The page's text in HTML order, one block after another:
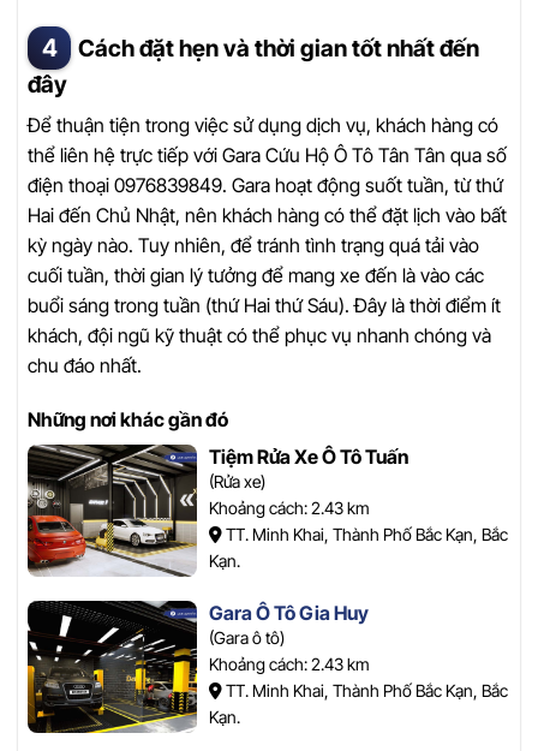
Cách đặt hẹn và thời gian tốt nhất đến
đây
Để thuận tiện trong việc sử dụng dịch vụ, khách hàng có
thể liên hệ trực tiếp với Gara Cứu Hộ Ô Tô Tân Tân qua số
điện thoại 0976839849. Gara hoạt động suốt tuần, từ thứ
Hai đến Chủ Nhật, nên khách hàng có thể đặt lịch vào bất
kỳ ngày nào. Tuy nhiên, để tránh tình trạng quá tải vào
cuối tuần, thời gian lý tưởng để mang xe đến là vào các
buổi sáng trong tuần (thứ Hai thứ Sáu). Đây là thời điểm ít
khách, đội ngũ kỹ thuật có thể phục vụ nhanh chóng và
chu đáo nhất.
Những nơi khác gần đó
Tiệm Rửa Xe Ô Tô Tuấn
(Rửa xe)
Khoảng cách: 2.43 km
TT. Minh Khai, Thành Phố Bắc Kạn, Bắc
Kạn.
Gara Ô Tô Gia Huy
(Gara ô tô)
Khoảng cách: 2.43 km
TT. Minh Khai, Thành Phố Bắc Kạn, Bắc
Kạn.